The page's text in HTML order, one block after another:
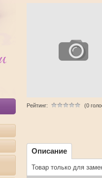
Рейтинг: (0
Описание
Товар только для